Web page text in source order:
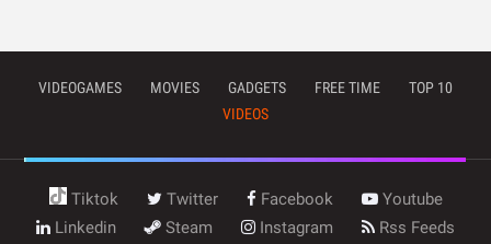
VIDEOGAMES MOVIES GADGETS FREE TIME
TOP 10
VIDEOS
Tiktok Twitter Facebook
Youtube
Linkedin
Steam Instagram Rss Feeds